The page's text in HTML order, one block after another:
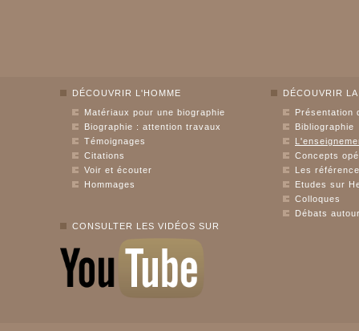
DÉCOUVRIR L'HOMME
Matériaux pour une biographie
Biographie : attention travaux
Témoignages
Citations
Voir et écouter
Hommages
DÉCOUVRIR
Présentation
Bibliographie
Concepts
Les
Etudes sur
Colloques
Débats
CONSULTER LES VIDÉOS SUR